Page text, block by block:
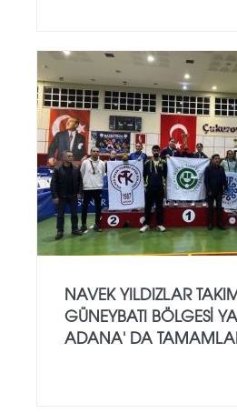
NAVEK YILDIZLAR
GÜNEYBATI BÖLGESİ
ADANA' DA